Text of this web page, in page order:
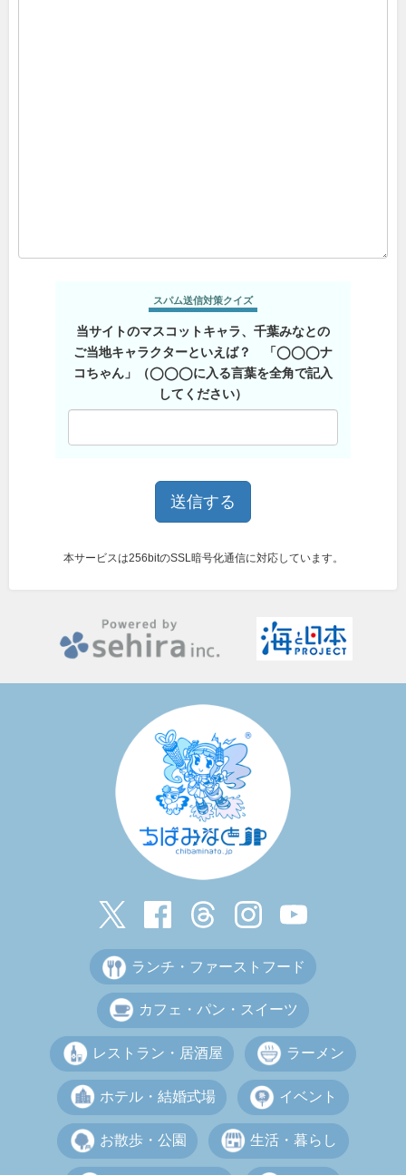
スパム送信対策クイズ
当サイトのマスコットキャラ、千葉みなとの
ご当地キャラクターといえば？ 「◯◯◯ナ
コちゃん」（◯◯◯に入る言葉を全角で記入
してください）
本サービスは256bitのSSL暗号化通信に対応しています。
ランチ・ファーストフード
カフェ・パン・スイーツ
レストラン・居酒屋 ラーメン
ホテル・結婚式場 イベント
お散歩・公園 生活・暮らし